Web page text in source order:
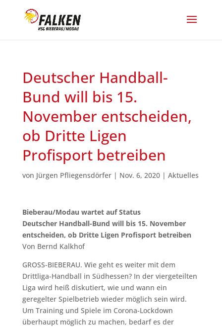
Deutscher Handball-
Bund will bis 15.
November entscheiden,
ob Dritte Ligen
Profisport betreiben
von Jürgen Pfliegensdörfer| Nov. 6, 2020| Aktuelles
Bieberau/Modau wartet auf Status
Deutscher Handball-Bund will bis 15. November
entscheiden, ob Dritte Ligen Profisport betreiben
Von Bernd Kalkhof
GROSS-BIEBERAU. Wie geht es weiter mit dem
Drittliga-Handball in Südhessen? In der viergeteilten
Liga wird heiß diskutiert, wie und wann ein
geregelter Spielbetrieb wieder möglich sein wird.
Um Training und Spiele im Corona-Lockdown
überhaupt möglich zu machen, bedarf es der